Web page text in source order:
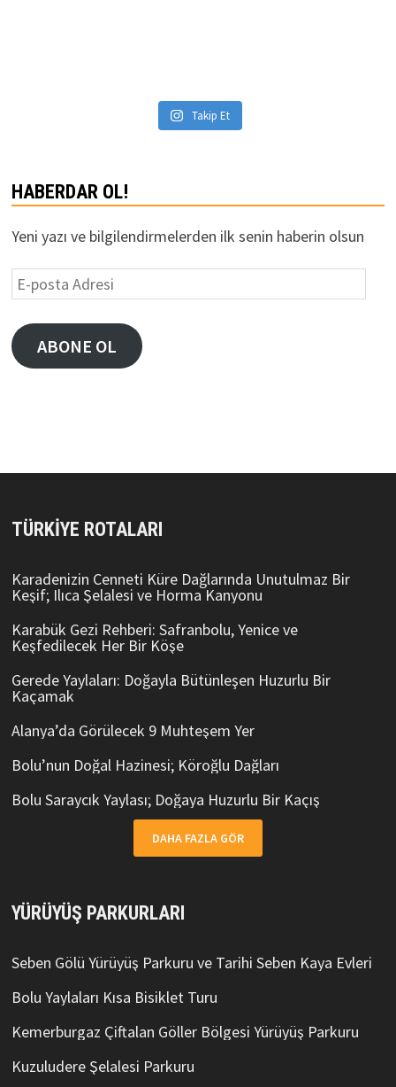
Takip Et
HABERDAR OL!
Yeni yazı ve bilgilendirmelerden ilk senin haberin olsun
E-
posta
ABONE OL
TÜRKIYE ROTALARI
Karadenizin Cenneti Küre Dağlarında Unutulmaz Bir
Keşif; Ilıca Şelalesi ve Horma Kanyonu
Karabük Gezi Rehberi: Safranbolu, Yenice ve
Keşfedilecek Her Bir Köşe
Gerede Yaylaları: Doğayla Bütünleşen Huzurlu Bir
Kaçamak
Alanya’da Görülecek 9 Muhteşem Yer
Bolu’nun Doğal Hazinesi; Köroğlu Dağları
Bolu Saraycık Yaylası; Doğaya Huzurlu Bir Kaçış
DAHA FAZLA GÖR
YÜRÜYÜŞ PARKURLARI
Seben Gölü Yürüyüş Parkuru ve Tarihi Seben Kaya Evleri
Bolu Yaylaları Kısa Bisiklet Turu
Kemerburgaz Çiftalan Göller Bölgesi Yürüyüş Parkuru
Kuzuludere Şelalesi Parkuru